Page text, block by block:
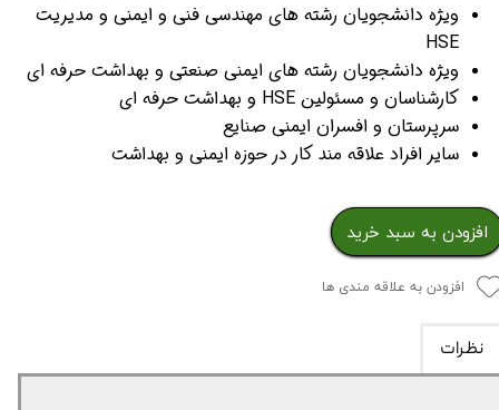
ویژه دانشجویان رشته های مهندسی فنی و ایمنی و مدیریت
HSE
ویژه دانشجویان رشته های ایمنی صنعتی و بهداشت حرفه ای
کارشناسان و مسئولین HSE و بهداشت حرفه ای
سرپرستان و افسران ایمنی صنایع
سایر افراد علاقه مند کار در حوزه ایمنی و بهداشت
افزودن به سبد خرید
افزودن به علاقه مندی ها
نظرات